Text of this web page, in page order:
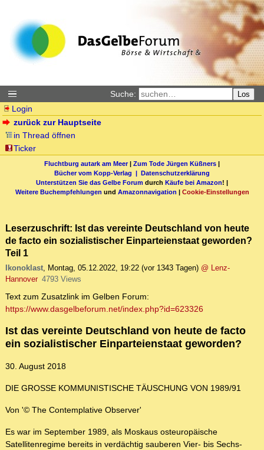
Suche: Los
Login
zurück zur Hauptseite
in Thread öffnen
Ticker
Fluchtburg autark am Meer| Zum Tode Jürgen Küßners |
Bücher vom Kopp-Verlag | Datenschutzerklärung
Unterstützen Sie das Gelbe Forum durch Käufe bei Amazon! |
Weitere Buchempfehlungen und Amazonnavigation | Cookie-Einstellungen
Leserzuschrift: Ist das vereinte Deutschland von heute
de facto ein sozialistischer Einparteienstaat geworden?
Teil 1
Ikonoklast, Montag, 05.12.2022, 19:22 (vor 1343 Tagen) @ Lenz-
Hannover 4793 Views
Text zum Zusatzlink im Gelben Forum:
https://www.dasgelbeforum.net/index.php?id=623326
Ist das vereinte Deutschland von heute de facto
ein sozialistischer Einparteienstaat geworden?
30. August 2018
DIE GROSSE KOMMUNISTISCHE TÄUSCHUNG VON 1989/91
Von '© The Contemplative Observer'
Es war im September 1989, als Moskaus osteuropäische
Satellitenregime bereits in verdächtig sauberen Vier- bis Sechs-